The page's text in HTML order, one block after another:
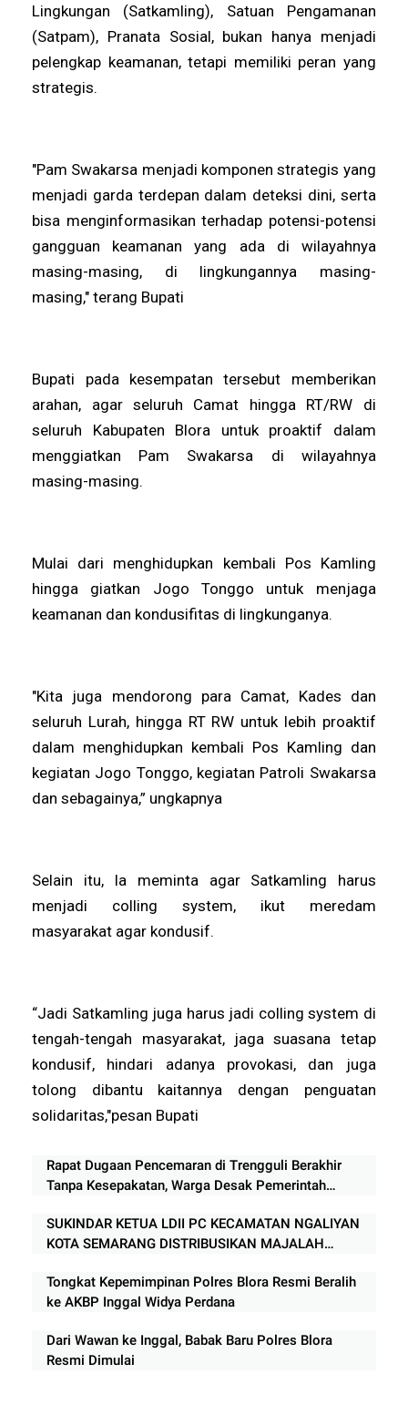
Lingkungan (Satkamling), Satuan Pengamanan
(Satpam), Pranata Sosial, bukan hanya menjadi
pelengkap keamanan, tetapi memiliki peran yang
strategis.
"Pam Swakarsa menjadi komponen strategis yang
menjadi garda terdepan dalam deteksi dini, serta
bisa menginformasikan terhadap potensi-potensi
gangguan keamanan yang ada di wilayahnya
masing-masing, di lingkungannya masing-
masing," terang Bupati
Bupati pada kesempatan tersebut memberikan
arahan, agar seluruh Camat hingga RT/RW di
seluruh Kabupaten Blora untuk proaktif dalam
menggiatkan Pam Swakarsa di wilayahnya
masing-masing.
Mulai dari menghidupkan kembali Pos Kamling
hingga giatkan Jogo Tonggo untuk menjaga
keamanan dan kondusifitas di lingkunganya.
"Kita juga mendorong para Camat, Kades dan
seluruh Lurah, hingga RT RW untuk lebih proaktif
dalam menghidupkan kembali Pos Kamling dan
kegiatan Jogo Tonggo, kegiatan Patroli Swakarsa
dan sebagainya,” ungkapnya
Selain itu, Ia meminta agar Satkamling harus
menjadi colling system, ikut meredam
masyarakat agar kondusif.
“Jadi Satkamling juga harus jadi colling system di
tengah-tengah masyarakat, jaga suasana tetap
kondusif, hindari adanya provokasi, dan juga
tolong dibantu kaitannya dengan penguatan
solidaritas,"pesan Bupati
Rapat Dugaan Pencemaran di Trengguli Berakhir
Tanpa Kesepakatan, Warga Desak Pemerintah
SUKINDAR KETUA LDII PC KECAMATAN NGALIYAN
KOTA SEMARANG DISTRIBUSIKAN MAJALAH
Tongkat Kepemimpinan Polres Blora Resmi Beralih
ke AKBP Inggal Widya Perdana
Dari Wawan ke Inggal, Babak Baru Polres Blora
Resmi Dimulai